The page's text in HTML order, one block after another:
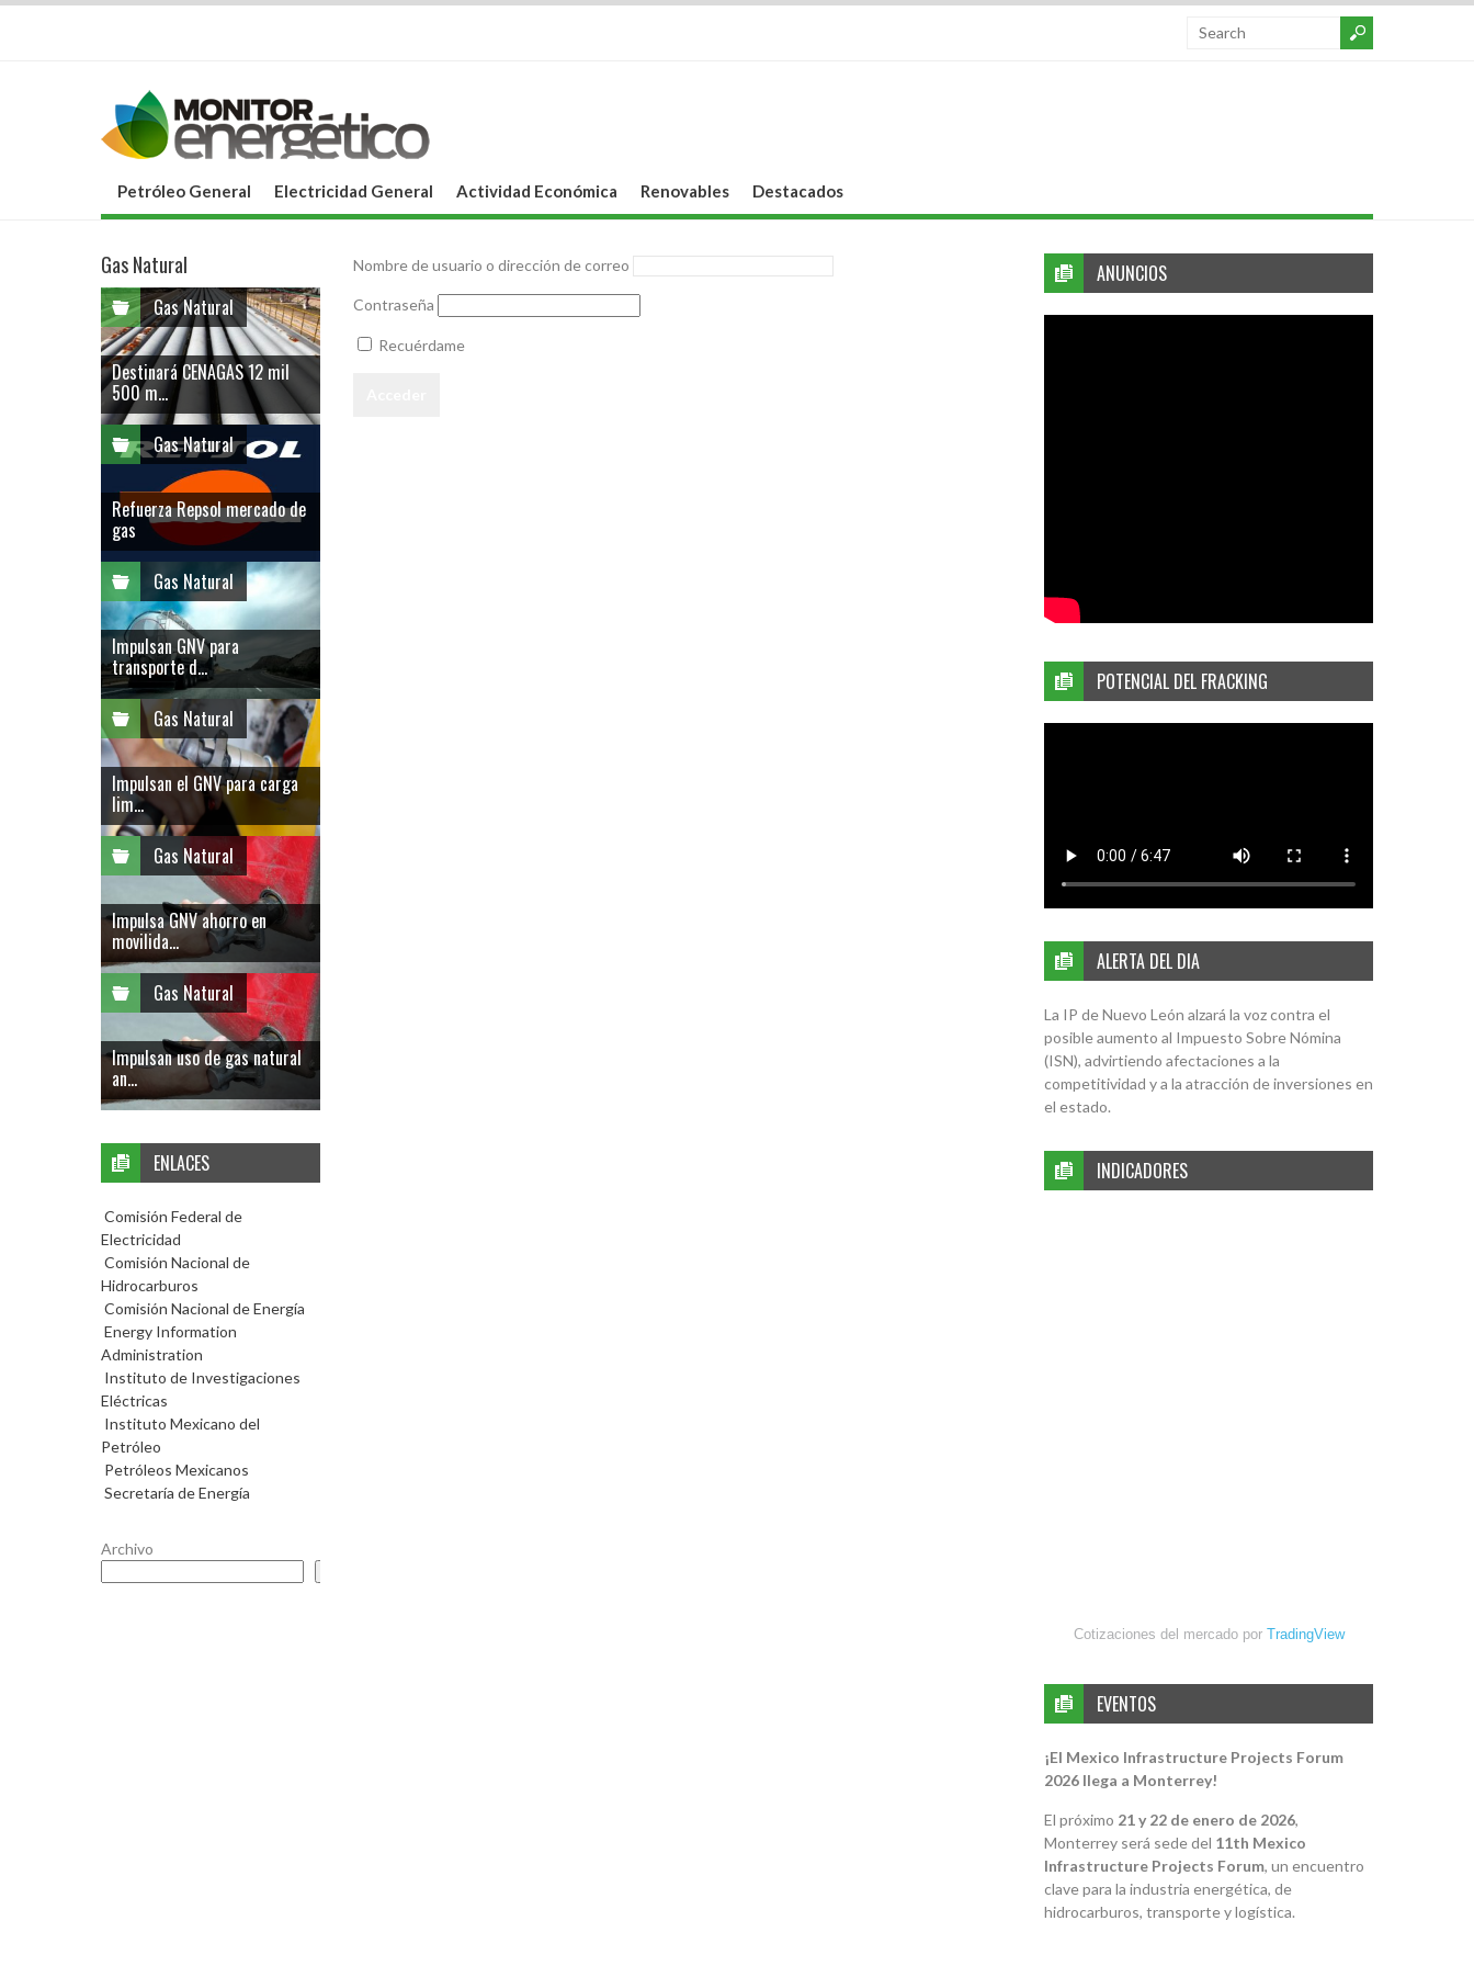
Petróleo General Electricidad General Actividad Económica Renovables Destacados
Nombre de usuario o dirección de correo
Contraseña
Recuérdame
ANUNCIOS
POTENCIAL DEL FRACKING
ALERTA DEL DIA
La IP de Nuevo León alzará la voz contra el
posible aumento al Impuesto Sobre Nómina
(ISN), advirtiendo afectaciones a la
competitividad y a la atracción de inversiones en
el estado.
INDICADORES
Cotizaciones del mercado por TradingView
EVENTOS
¡El Mexico Infrastructure Projects Forum
2026 llega a Monterrey!
El próximo 21 y 22 de enero de 2026,
Monterrey será sede del 11th Mexico
Infrastructure Projects Forum, un encuentro
clave para la industria energética, de
hidrocarburos, transporte y logística.
Gas Natural
Gas Natural
Destinará CENAGAS 12 mil
500 m...
Gas Natural
Refuerza Repsol mercado de
gas
Gas Natural
Impulsan GNV para
transporte d...
Gas Natural
Impulsan el GNV para carga
lim...
Gas Natural
Impulsa GNV ahorro en
movilida...
Gas Natural
Impulsan uso de gas natural
an...
ENLACES
Comisión Federal de
Electricidad
Comisión Nacional de
Hidrocarburos
Comisión Nacional de Energía
Energy Information
Administration
Instituto de Investigaciones
Eléctricas
Instituto Mexicano del
Petróleo
Petróleos Mexicanos
Secretaría de Energía
Archivo